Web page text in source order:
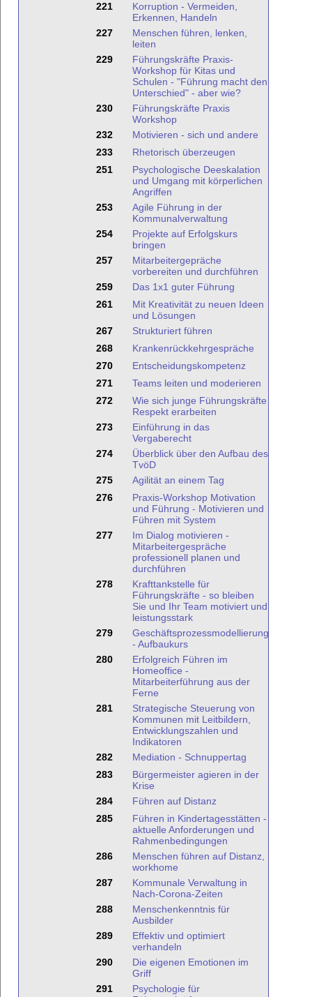
221
Korruption - Vermeiden,
Erkennen, Handeln
227
Menschen führen, lenken,
leiten
229
Führungskräfte Praxis-
Workshop für Kitas und
Schulen - "Führung macht den
Unterschied" - aber wie?
230
Führungskräfte Praxis
Workshop
232
Motivieren - sich und andere
233
Rhetorisch überzeugen
251
Psychologische Deeskalation
und Umgang mit körperlichen
Angriffen
253
Agile Führung in der
Kommunalverwaltung
254
Projekte auf Erfolgskurs
bringen
257
Mitarbeitergepräche
vorbereiten und durchführen
259
Das 1x1 guter Führung
261
Mit Kreativität zu neuen Ideen
und Lösungen
267
Strukturiert führen
268
Krankenrückkehrgespräche
270
Entscheidungskompetenz
271
Teams leiten und moderieren
272
Wie sich junge Führungskräfte
Respekt erarbeiten
273
Einführung in das
Vergaberecht
274
Überblick über den Aufbau des
TvöD
275
Agilität an einem Tag
276
Praxis-Workshop Motivation
und Führung - Motivieren und
Führen mit System
277
Im Dialog motivieren -
Mitarbeitergespräche
professionell planen und
durchführen
278
Krafttankstelle für
Führungskräfte - so bleiben
Sie und Ihr Team motiviert und
leistungsstark
279
Geschäftsprozessmodellierung
- Aufbaukurs
280
Erfolgreich Führen im
Homeoffice -
Mitarbeiterführung aus der
Ferne
281
Strategische Steuerung von
Kommunen mit Leitbildern,
Entwicklungszahlen und
Indikatoren
282
Mediation - Schnuppertag
283
Bürgermeister agieren in der
Krise
284
Führen auf Distanz
285
Führen in Kindertagesstätten -
aktuelle Anforderungen und
Rahmenbedingungen
286
Menschen führen auf Distanz,
workhome
287
Kommunale Verwaltung in
Nach-Corona-Zeiten
288
Menschenkenntnis für
Ausbilder
289
Effektiv und optimiert
verhandeln
290
Die eigenen Emotionen im
Griff
291
Psychologie für